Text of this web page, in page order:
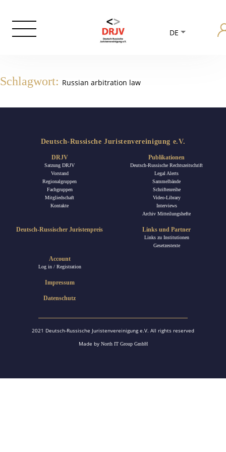
DE
Schlagwort: Russian arbitration law
Deutsch-Russische Juristenvereinigung e.V.
DRJV
Satzung DRJV
Vorstand
Regionalgruppen
Fachgruppen
Mitgliedschaft
Kontakte
Publikationen
Deutsch-Russische Rechtszeitschrift
Legal Alerts
Sammelbände
Schriftenreihe
Video-Library
Interviews
Archiv Mitteilungshefte
Deutsch-Russischer Juristenpreis
Account
Log in / Registration
Links und Partner
Links zu Institutionen
Gesetzestexte
Impressum
Datenschutz
2021 Deutsch-Russische Juristenvereinigung e.V. All rights reserved
Made by North IT Group GmbH